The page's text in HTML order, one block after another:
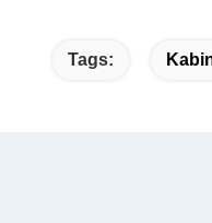
Tags: